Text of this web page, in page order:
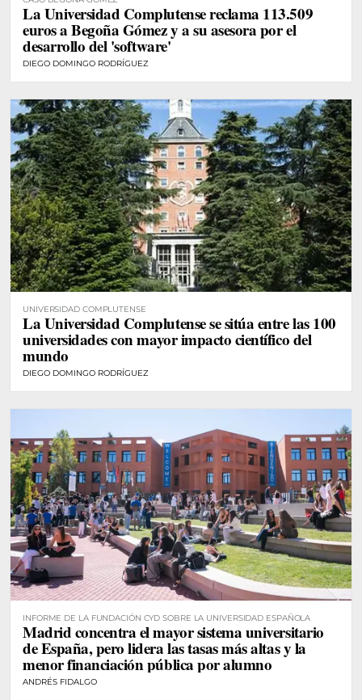
La Universidad Complutense reclama 113.509
euros a Begoña Gómez y a su asesora por el
desarrollo del 'software'
DIEGO DOMINGO RODRÍGUEZ
UNIVERSIDAD COMPLUTENSE
La Universidad Complutense se sitúa entre las 100
universidades con mayor impacto científico del
mundo
DIEGO DOMINGO RODRÍGUEZ
INFORME DE LA FUNDACIÓN CYD SOBRE LA UNIVERSIDAD ESPAÑOLA
Madrid concentra el mayor sistema universitario
de España, pero lidera las tasas más altas y la
menor financiación pública por alumno
ANDRÉS FIDALGO